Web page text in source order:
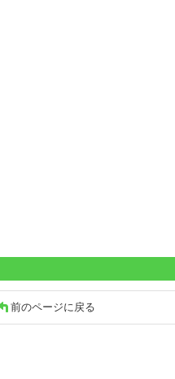
前のページに戻る